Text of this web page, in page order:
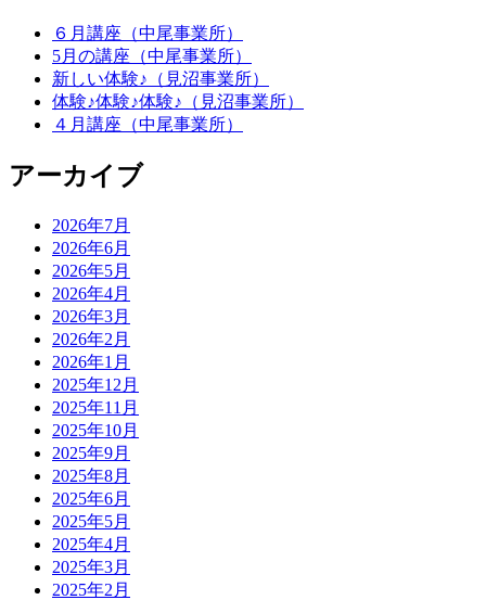
６月講座（中尾事業所）
5月の講座（中尾事業所）
新しい体験♪（見沼事業所）
体験♪体験♪体験♪（見沼事業所）
４月講座（中尾事業所）
アーカイブ
2026年7月
2026年6月
2026年5月
2026年4月
2026年3月
2026年2月
2026年1月
2025年12月
2025年11月
2025年10月
2025年9月
2025年8月
2025年6月
2025年5月
2025年4月
2025年3月
2025年2月